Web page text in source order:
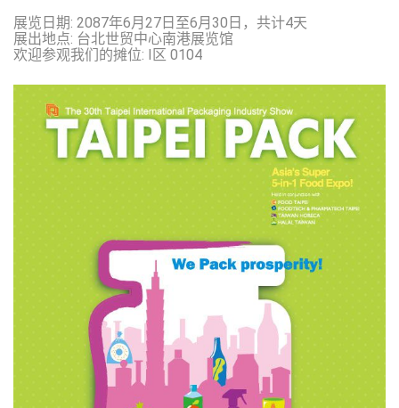
展览日期: 2087年6月27日至6月30日，共计4天
展出地点: 台北世贸中心南港展览馆
欢迎参观我们的摊位: I区 0104